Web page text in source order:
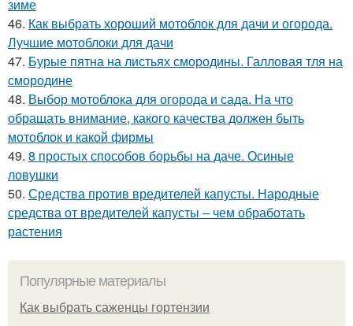
зиме
46. Как выбрать хороший мотоблок для дачи и огорода.
Лучшие мотоблоки для дачи
47. Бурые пятна на листьях смородины. Галловая тля на
смородине
48. Выбор мотоблока для огорода и сада. На что
обращать внимание, какого качества должен быть
мотоблок и какой фирмы
49. 8 простых способов борьбы на даче. Осиные
ловушки
50. Средства против вредителей капусты. Народные
средства от вредителей капусты – чем обработать
растения
Популярные материалы
Как выбрать саженцы гортензии